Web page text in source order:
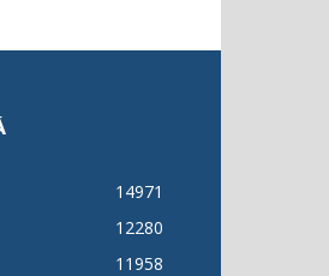
14971
12280
11958